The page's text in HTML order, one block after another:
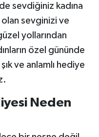
sevdiğiniz kadına
sevginizi ve
yollarından
özel gününde
ve anlamlı hediye
Neden